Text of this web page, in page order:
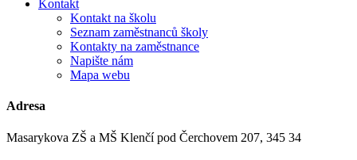
Kontakt
Kontakt na školu
Seznam zaměstnanců školy
Kontakty na zaměstnance
Napište nám
Mapa webu
Adresa
Masarykova ZŠ a MŠ Klenčí pod Čerchovem 207, 345 34